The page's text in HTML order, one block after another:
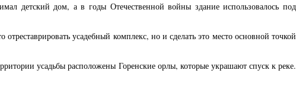
детский дом, а в годы Отечественной войны здание использовалось под
усадебный комплекс, но и сделать это место основной точкой
усадьбы расположены Горенские орлы, которые украшают спуск к реке.